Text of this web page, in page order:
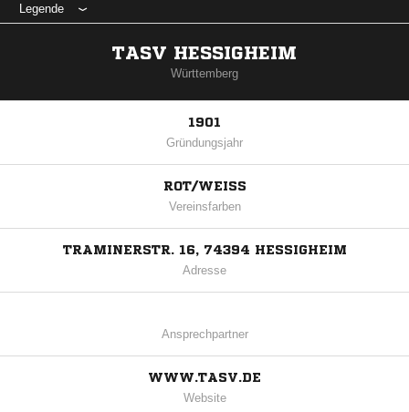
Legende
TASV HESSIGHEIM
Württemberg
1901
Gründungsjahr
ROT/WEISS
Vereinsfarben
TRAMINERSTR. 16, 74394 HESSIGHEIM
Adresse
Ansprechpartner
WWW.TASV.DE
Website